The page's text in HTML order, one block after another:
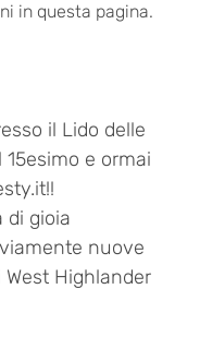
in questa pagina.
il Lido delle
e ormai
di gioia
nuove
Highlander